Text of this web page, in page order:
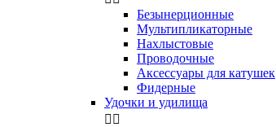
Безынерционные
Мультипликаторные
Нахлыстовые
Проводочные
Аксессуары для катушек
Фидерные
Удочки и удилища
 